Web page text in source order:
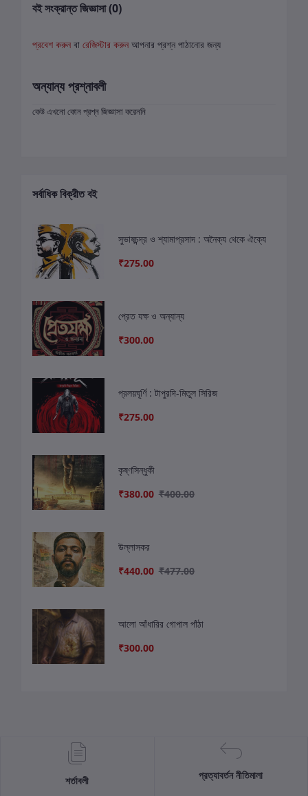
বই সংক্রান্ত জিজ্ঞাসা (0)
প্রবেশ করুন বা রেজিস্টার করুন আপনার প্রশ্ন পাঠানোর জন্য
অন্যান্য প্রশ্নাবলী
কেউ এখনো কোন প্রশ্ন জিজ্ঞাসা করেননি
সর্বাধিক বিক্রীত বই
সুভাষচন্দ্র ও শ্যামাপ্রসাদ : অনৈক্য থেকে ঐক্যে
₹275.00
প্রেত যক্ষ ও অন্যান্য
₹300.00
প্রলয়ঘূর্ণি : টাপুরদি-মিতুল সিরিজ
₹275.00
কৃষ্ণসিন্ধুকী
₹380.00 ₹400.00
উল্লাসকর
₹440.00 ₹477.00
আলো আঁধারির গোপাল পাঁঠা
₹300.00
শর্তাবলী প্রত্যাবর্তন নীতিমালা